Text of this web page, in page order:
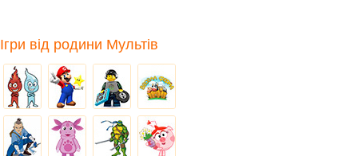
Ігри від родини Мультів